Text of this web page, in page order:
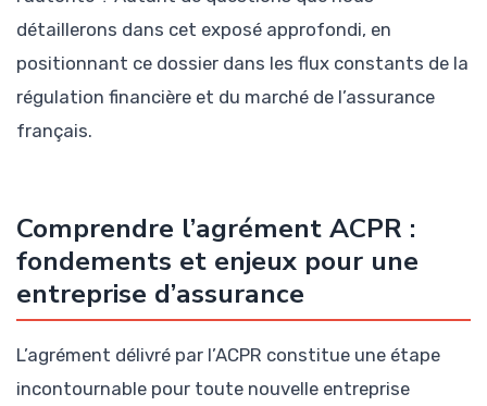
détaillerons dans cet exposé approfondi, en
positionnant ce dossier dans les flux constants de la
régulation financière et du marché de l’assurance
français.
Comprendre l’agrément ACPR :
fondements et enjeux pour une
entreprise d’assurance
L’agrément délivré par l’ACPR constitue une étape
incontournable pour toute nouvelle entreprise